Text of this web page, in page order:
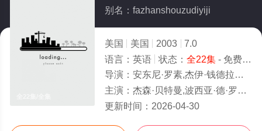
别名：fazhanshouzudiyiji
美国 美国 2003
7.0
语言： 英语 状态： 全22集- 免费在线观看
导演： 安东尼·罗素,杰伊·钱德拉萨卡,格雷格·莫托拉
主演： 杰森·贝特曼,波西亚·德·罗西,威尔·阿奈特,迈克尔·塞拉,杰弗里·塔伯,杰西卡·沃尔特,托尼·海尔,大卫·克罗斯,
更新时间： 2026-04-30